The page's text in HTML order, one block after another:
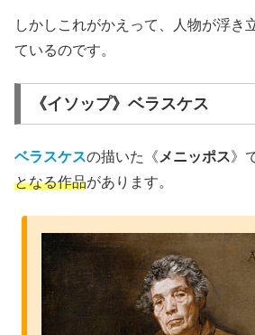
しかしこれがかえって、人物が浮き
ているのです。
《イソップ》ベラスケス
ベラスケスの描いた《 メニッポス》
となる作品があります。